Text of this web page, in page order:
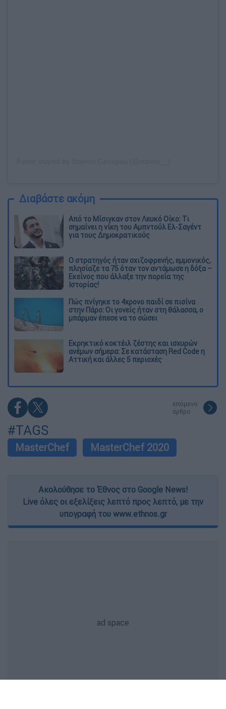
Διαβάστε ακόμη
Από το Μίσιγκαν στον Λευκό Οίκο: Τι
σημαίνει η νίκη του Αμπντούλ Ελ-Σαγέντ
για τους Δημοκρατικούς
O στρατηγός ήταν σχιζοφρενής, εμμονικός,
πλησίαζε τα 75 όταν τον αντάμωσε η δόξα –
Εκείνος που άλλαξε την πορεία της
Ιστορίας!
Πώς πνίγηκε το 4χρονο παιδί σε πισίνα
στην Πάρο: Οι γονείς ήταν στη θάλασσα, ο
μπάρμαν έπεσε να το σώσει
Εκρηκτικό κοκτέιλ ζέστης και ισχυρών
ανέμων σήμερα: Σε κατάσταση Red Code η
Αττική και άλλες 5 περιοχές
επόμενο
άρθρο
#TAGS
MasterChef MasterChef 2020
Ακολούθησε το Έθνος στο Google News!
Live όλες οι εξελίξεις λεπτό προς λεπτό, με την
υπογραφή του www.ethnos.gr